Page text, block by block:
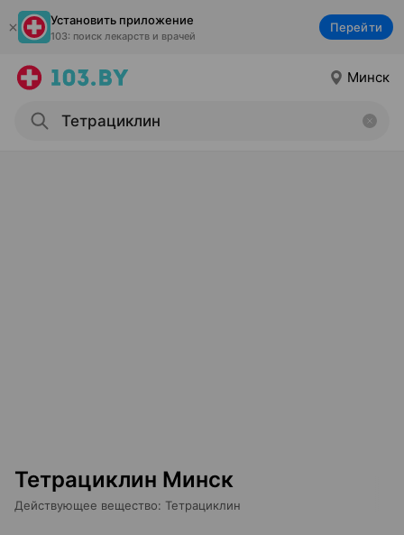
Установить приложение
103: поиск лекарств и врачей
Перейти
Минск
Тетрациклин Минск
Действующее вещество: Тетрациклин